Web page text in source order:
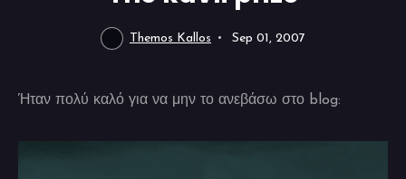
Themos Kallos Sep 01, 2007
Ήταν πολύ καλό για να μην το ανεβάσω στο blog: